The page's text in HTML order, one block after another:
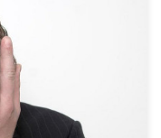
pomóc w
zagrożonych.
jest wysoki
krwionośne i